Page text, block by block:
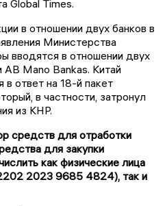
Global Times.
в отношении двух банков в
Министерства
вводятся в отношении двух
AB Mano Bankas. Китай
в ответ на 18-й пакет
в частности, затронул
из КНР.
средств для отработки
для закупки
как физические лица
2023 9685 4824), так и